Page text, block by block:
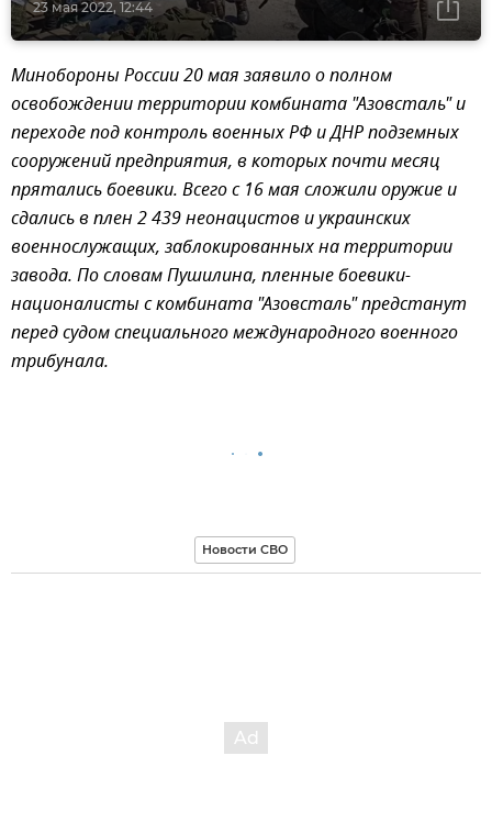
23 мая 2022, 12:44
Минобороны России 20 мая заявило о полном
освобождении территории комбината "Азовсталь" и
переходе под контроль военных РФ и ДНР подземных
сооружений предприятия, в которых почти месяц
прятались боевики. Всего с 16 мая сложили оружие и
сдались в плен 2 439 неонацистов и украинских
военнослужащих, заблокированных на территории
завода. По словам Пушилина, пленные боевики-
националисты с комбината "Азовсталь" предстанут
перед судом специального международного военного
трибунала.
Новости СВО